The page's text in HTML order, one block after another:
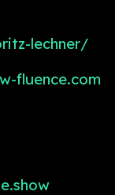
lechner/
fluence.com